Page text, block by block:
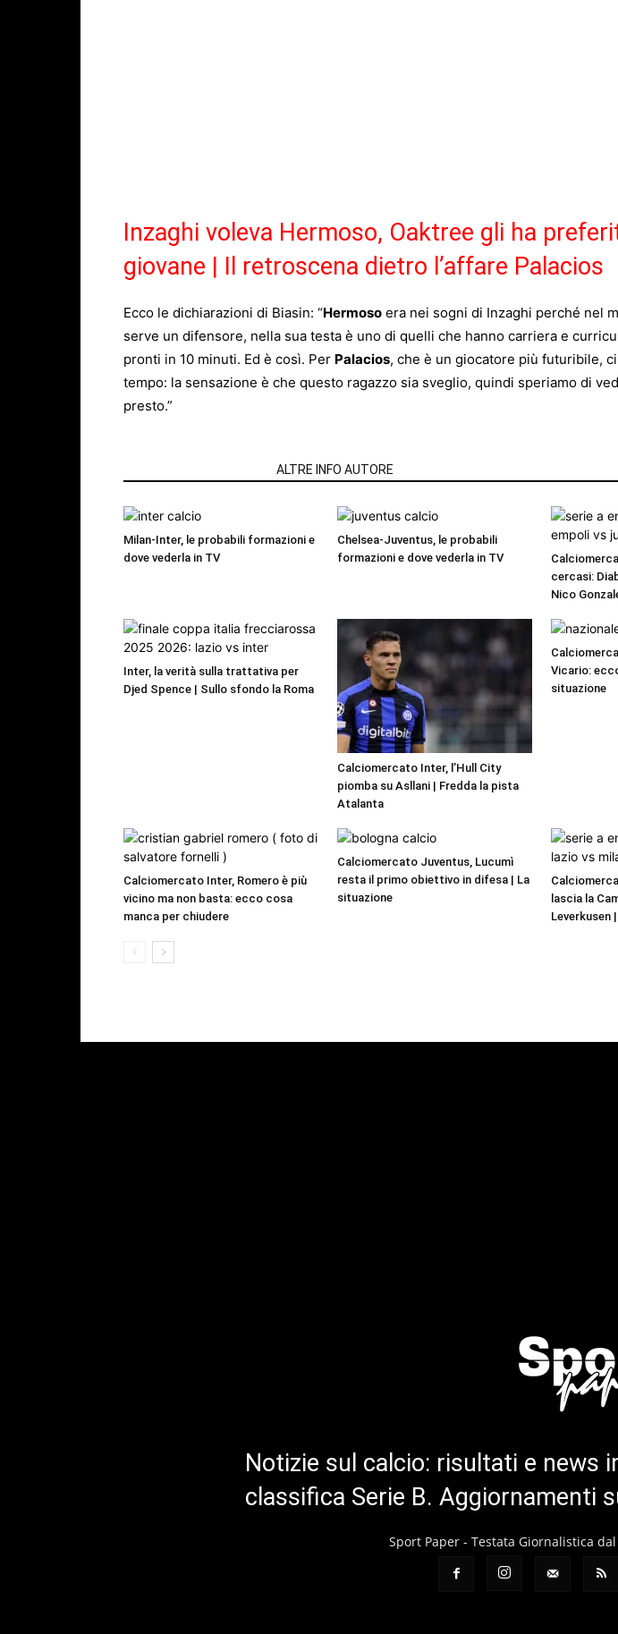
Inzaghi voleva Hermoso, Oaktree gli ha
giovane | Il retroscena dietro l’affare Palacios
Ecco le dichiarazioni di Biasin: “Hermoso era nei sogni di Inzaghi perché nel
serve un difensore, nella sua testa è uno di quelli che hanno carriera e
pronti in 10 minuti. Ed è così. Per Palacios, che è un giocatore più futuribile,
tempo: la sensazione è che questo ragazzo sia sveglio, quindi speriamo di
presto.”
ALTRE INFO AUTORE
Milan-Inter, le probabili formazioni e
dove vederla in TV
Chelsea-Juventus, le probabili
formazioni e dove vederla in TV
cercasi:
Nico
Inter, la verità sulla trattativa per
Djed Spence | Sullo sfondo la Roma
Calciomercato Inter, l’Hull City
piomba su Asllani | Fredda la pista
Atalanta
Vicario:
situazione
Calciomercato Inter, Romero è più
vicino ma non basta: ecco cosa
manca per chiudere
Calciomercato Juventus, Lucumì
resta il primo obiettivo in difesa | La
situazione
lascia la
Leverkusen
Notizie sul calcio: risultati e news
classifica Serie B. Aggiornamenti
Sport Paper - Testata Giornalistica